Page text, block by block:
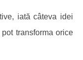
iată câteva idei
transforma orice